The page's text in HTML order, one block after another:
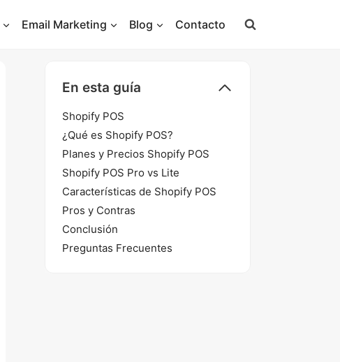
Email Marketing Blog Contacto
En esta guía
Shopify POS
¿Qué es Shopify POS?
Planes y Precios Shopify POS
Shopify POS Pro vs Lite
Características de Shopify POS
Pros y Contras
Conclusión
Preguntas Frecuentes